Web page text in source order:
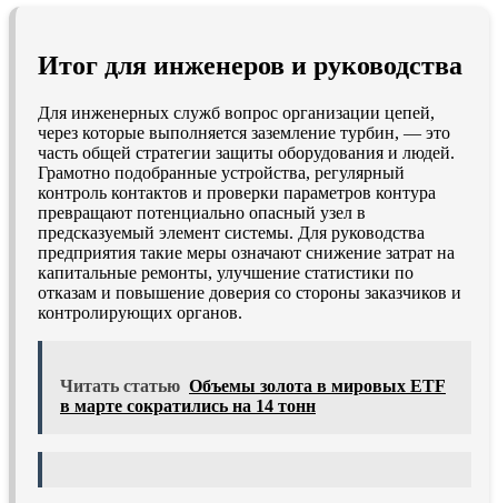
Итог для инженеров и руководства
Для инженерных служб вопрос организации цепей,
через которые выполняется заземление турбин, — это
часть общей стратегии защиты оборудования и людей.
Грамотно подобранные устройства, регулярный
контроль контактов и проверки параметров контура
превращают потенциально опасный узел в
предсказуемый элемент системы. Для руководства
предприятия такие меры означают снижение затрат на
капитальные ремонты, улучшение статистики по
отказам и повышение доверия со стороны заказчиков и
контролирующих органов.
Читать статью Объемы золота в мировых ETF
в марте сократились на 14 тонн